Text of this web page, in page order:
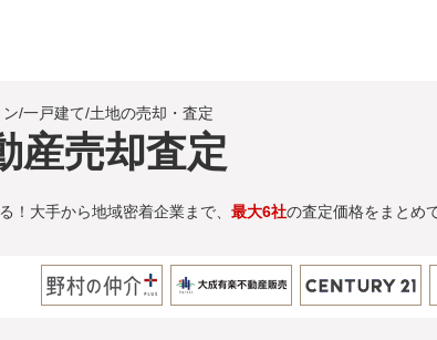
ン/一戸建て/土地の売却・査定
産売却査定
！大手から地域密着企業まで、 最大6社の査定価格をまとめ